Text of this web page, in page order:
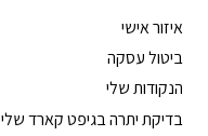
איזור אישי
ביטול עסקה
הנקודות שלי
בדיקת יתרה בגיפט קארד שלי